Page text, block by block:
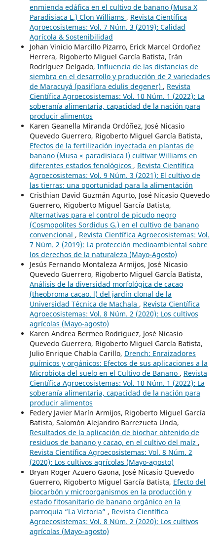
enmienda edáfica en el cultivo de banano (Musa X
Paradisiaca L.) Clon Williams , Revista Científica
Agroecosistemas: Vol. 7 Núm. 3 (2019): Calidad
Agrícola & Sostenibilidad
Johan Vinicio Marcillo Pizarro, Erick Marcel Ordoñez
Herrera, Rigoberto Miguel García Batista, Irán
Rodríguez Delgado, Influencia de las distancias de
siembra en el desarrollo y producción de 2 variedades
de Maracuyá (pasiflora edulis degener) , Revista
Científica Agroecosistemas: Vol. 10 Núm. 1 (2022): La
soberanía alimentaria, capacidad de la nación para
producir alimentos
Karen Geanella Miranda Ordóñez, José Nicasio
Quevedo Guerrero, Rigoberto Miguel García Batista,
Efectos de la fertilización inyectada en plantas de
banano (Musa × paradisiaca l) cultivar Williams en
diferentes estados fenológicos , Revista Científica
Agroecosistemas: Vol. 9 Núm. 3 (2021): El cultivo de
las tierras: una oportunidad para la alimentación
Cristhian David Guzmán Agurto, José Nicasio Quevedo
Guerrero, Rigoberto Miguel García Batista,
Alternativas para el control de picudo negro
(Cosmopolites Sordidus G.) en el cultivo de banano
convencional , Revista Científica Agroecosistemas: Vol.
7 Núm. 2 (2019): La protección medioambiental sobre
los derechos de la naturaleza (Mayo-Agosto)
Jesús Fernando Montaleza Armijos, José Nicasio
Quevedo Guerrero, Rigoberto Miguel García Batista,
Análisis de la diversidad morfológica de cacao
(theobroma cacao. l) del jardín clonal de la
Universidad Técnica de Machala , Revista Científica
Agroecosistemas: Vol. 8 Núm. 2 (2020): Los cultivos
agrícolas (Mayo-agosto)
Karen Andrea Bermeo Rodriguez, José Nicasio
Quevedo Guerrero, Rigoberto Miguel García Batista,
Julio Enrique Chabla Carillo, Drench: Enraizadores
químicos y orgánicos: Efectos de sus aplicaciones a la
Microbiota del suelo en el Cultivo de Banano , Revista
Científica Agroecosistemas: Vol. 10 Núm. 1 (2022): La
soberanía alimentaria, capacidad de la nación para
producir alimentos
Federy Javier Marín Armijos, Rigoberto Miguel García
Batista, Salomón Alejandro Barrezueta Unda,
Resultados de la aplicación de biochar obtenido de
residuos de banano y cacao, en el cultivo del maíz ,
Revista Científica Agroecosistemas: Vol. 8 Núm. 2
(2020): Los cultivos agrícolas (Mayo-agosto)
Bryan Roger Azuero Gaona, José Nicasio Quevedo
Guerrero, Rigoberto Miguel García Batista, Efecto del
biocarbón y microorganismos en la producción y
estado fitosanitario de banano orgánico en la
parroquia “La Victoria” , Revista Científica
Agroecosistemas: Vol. 8 Núm. 2 (2020): Los cultivos
agrícolas (Mayo-agosto)